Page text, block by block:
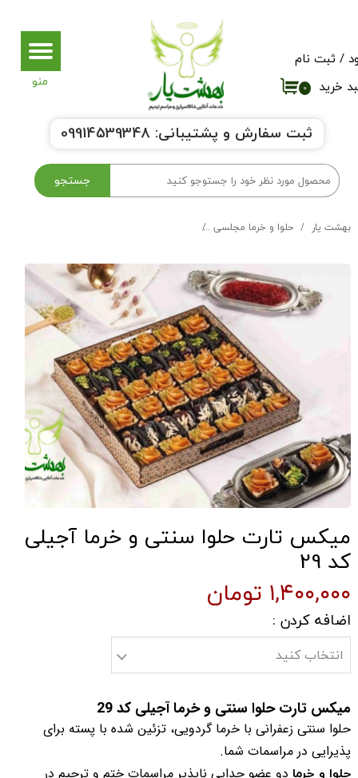
جستجو
۰ خرید
/ ثبت نام
تغییر گذر واژه
خروج از حساب کاربری
ثبت سفارش و پشتیبانی: 09914539348
بهشت یار حلوا و خرما مجلسی
میکس تارت حلوا سنتی و خرما آجیلی
کد 29
۱,۴۰۰,۰۰۰ تومان
میکس تارت حلوا سنتی و خرما آجیلی کد 29
حلوا سنتی زعفرانی با خرما گردویی، تزئین شده با پسته برای
پذیرایی در مراسمات شما.
حلوا و خرما دو عضو جدایی ناپذیر مراسمات ختم و ترحیم در
اضافه کردن :
انتخاب کنید